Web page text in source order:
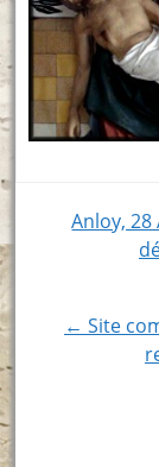
Post
Anloy,
← Site